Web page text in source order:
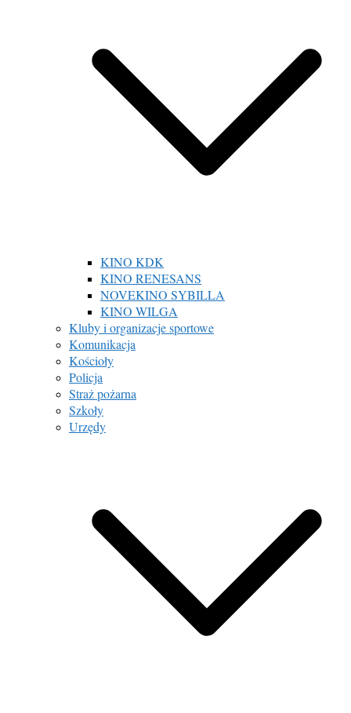
KINO KDK
KINO RENESANS
NOVEKINO SYBILLA
KINO WILGA
Kluby i organizacje sportowe
Komunikacja
Kościoły
Policja
Straż pożarna
Szkoły
Urzędy